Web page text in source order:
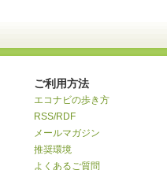
ご利用方法
エコナビの歩き方
RSS/RDF
メールマガジン
推奨環境
よくあるご質問